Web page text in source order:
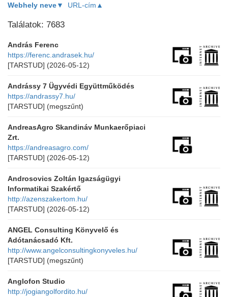
Webhely neve▼ URL-cím▲
Találatok: 7683
András Ferenc
https://ferenc.andrasek.hu/
[TARSTUD] (2026-05-12)
Andrássy 7 Ügyvédi Együttműködés
https://andrassy7.hu/
[TARSTUD] (megszűnt)
AndreasAgro Skandináv Munkaerőpiaci
Zrt.
https://andreasagro.com/
[TARSTUD] (2026-05-12)
Androsovics Zoltán Igazságügyi
Informatikai Szakértő
http://azenszakertom.hu/
[TARSTUD] (2026-05-12)
ANGEL Consulting Könyvelő és
Adótanácsadó Kft.
http://www.angelconsultingkonyveles.hu/
[TARSTUD] (megszűnt)
Anglofon Studio
http://jogiangolfordito.hu/